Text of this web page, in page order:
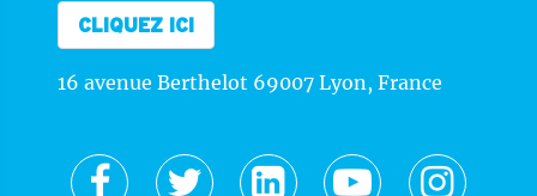
CLIQUEZ ICI
16 avenue Berthelot 69007 Lyon, France